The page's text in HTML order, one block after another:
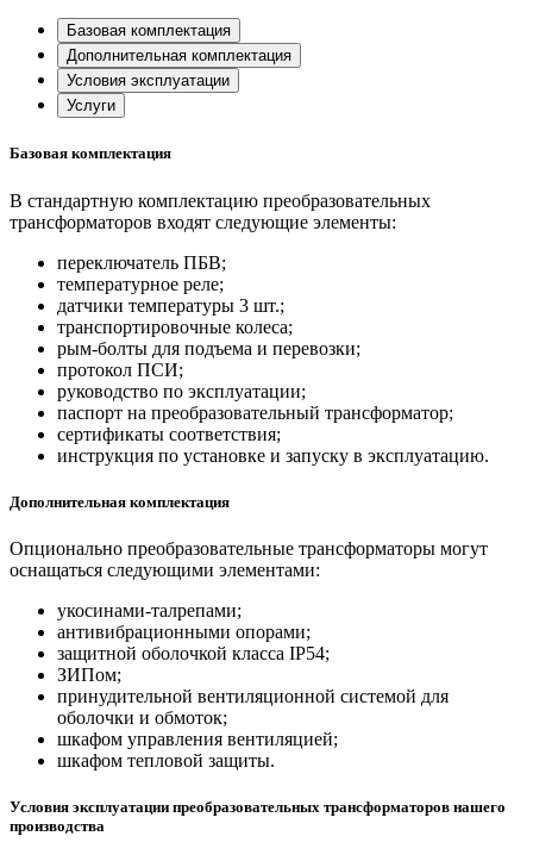
Базовая комплектация
Дополнительная комплектация
Условия эксплуатации
Услуги
Базовая комплектация
В стандартную комплектацию преобразовательных
трансформаторов входят следующие элементы:
переключатель ПБВ;
температурное реле;
датчики температуры 3 шт.;
транспортировочные колеса;
рым-болты для подъема и перевозки;
протокол ПСИ;
руководство по эксплуатации;
паспорт на преобразовательный трансформатор;
сертификаты соответствия;
инструкция по установке и запуску в эксплуатацию.
Дополнительная комплектация
Опционально преобразовательные трансформаторы могут
оснащаться следующими элементами:
укосинами-талрепами;
антивибрационными опорами;
защитной оболочкой класса IP54;
ЗИПом;
принудительной вентиляционной системой для
оболочки и обмоток;
шкафом управления вентиляцией;
шкафом тепловой защиты.
Условия эксплуатации преобразовательных трансформаторов нашего
производства